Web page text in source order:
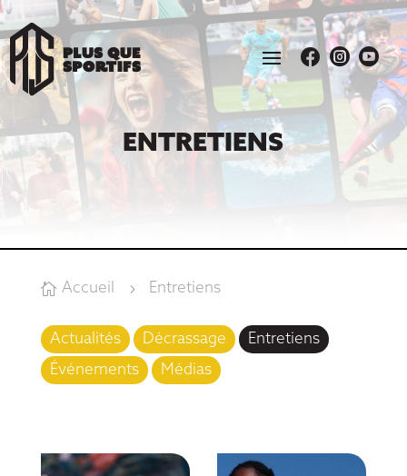
  
ENTRETIENS
 Accueil 5 Entretiens
Actualités Décrassage
Entretiens
Événements
Médias